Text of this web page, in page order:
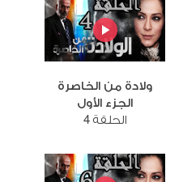
ولادة من الخاصرة
الجزء الأول
الحلقة 4